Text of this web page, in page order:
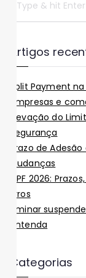
Artigos
Split Payment
empresas e
Elevação do
Segurança
Prazo de
Mudanças
IRPF 2026:
Erros
Liminar
entenda
Categorias